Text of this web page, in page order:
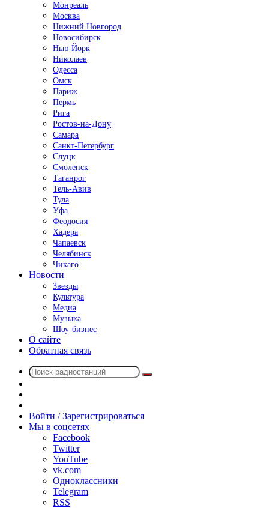
Монреаль
Москва
Нижний Новгород
Новосибирск
Нью-Йорк
Николаев
Одесса
Омск
Париж
Пермь
Рига
Ростов-на-Дону
Самара
Санкт-Петербург
Слуцк
Смоленск
Таганрог
Тель-Авив
Тула
Уфа
Феодосия
Хадера
Чапаевск
Челябинск
Чикаго
Новости
Звезды
Культура
Медиа
Музыка
Шоу-бизнес
О сайте
Обратная связь
Поиск
радио
Войти / Зарегистрироваться
Мы в соцсетях
Facebook
Twitter
YouTube
vk.com
Одноклассники
Telegram
RSS